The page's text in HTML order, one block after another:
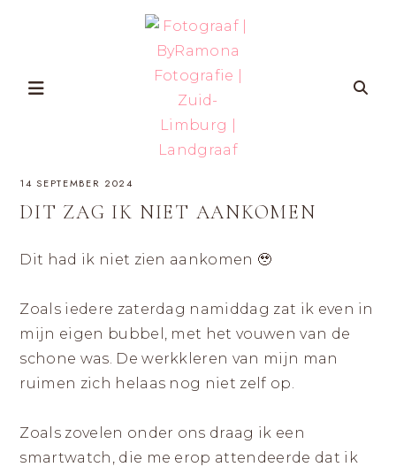
|
FOTOGRAFIE
|
ZUID-
LIMBURG
|
LANDGRAAF
IN
ZUID-
VROUWEN
DIE
HERKENNEN
FOTO’S
MET
AANDACHT
VOOR
ZELFVERTROUWEN
EN
ZIJN
14 SEPTEMBER 2024
DIT ZAG IK NIET AANKOMEN
Dit had ik niet zien aankomen 🥹
Zoals iedere zaterdag namiddag zat ik even in
mijn eigen bubbel, met het vouwen van de
schone was. De werkkleren van mijn man
ruimen zich helaas nog niet zelf op.
Zoals zovelen onder ons draag ik een
smartwatch, die me erop attendeerde dat ik